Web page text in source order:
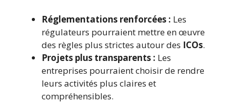
Réglementations renforcées : Les
régulateurs pourraient mettre en œuvre
des règles plus strictes autour des ICOs.
Projets plus transparents : Les
entreprises pourraient choisir de rendre
leurs activités plus claires et
compréhensibles.